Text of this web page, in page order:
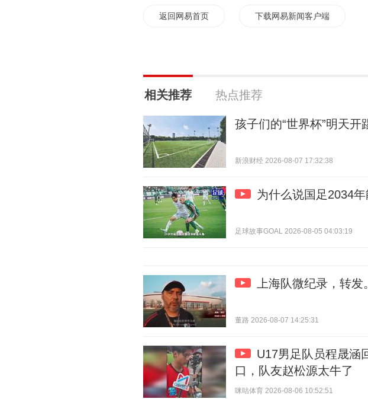
返回网易首页 下载网易新闻客户端
相关推荐 热点推荐
孩子们的“世界杯”明天开
新浪财经 2026-08-07 17:32:38
为什么说国足2034
足球故事GOAL 2026-08-05 04:03:19
上海队微纪录，转
董路 2026-08-07 14:25:31
U17男足队员程晟涵
口，队友赵松源太牛了
咪咕体育 2026-08-06 10:52:51